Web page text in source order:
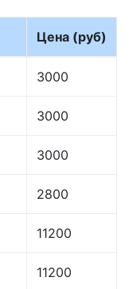
Цена (руб)
3000
3000
3000
2800
11200
11200